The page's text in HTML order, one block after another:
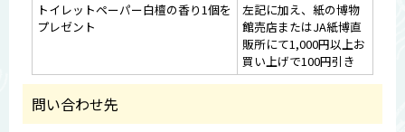
トイレットペーパー白檀の香り1個を
プレゼント
左記に加え、紙の博物
館売店またはJA紙博直
販所にて1,000円以上お
買い上げで100円引き
問い合わせ先